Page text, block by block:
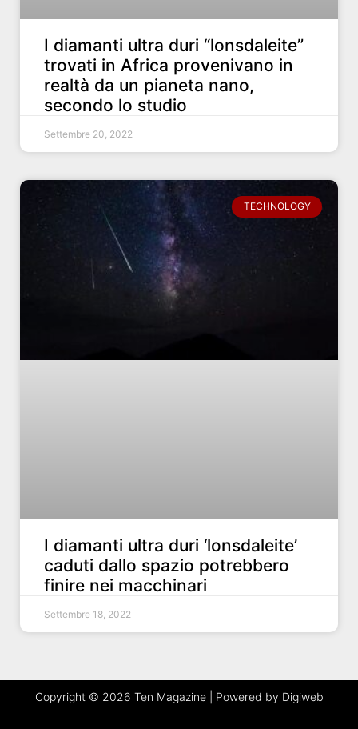
I diamanti ultra duri “lonsdaleite”
trovati in Africa provenivano in
realtà da un pianeta nano,
secondo lo studio
Settembre 20, 2022
TECHNOLOGY
I diamanti ultra duri ‘lonsdaleite’
caduti dallo spazio potrebbero
finire nei macchinari
Settembre 18, 2022
Copyright © 2026 Ten Magazine | Powered by Digiweb